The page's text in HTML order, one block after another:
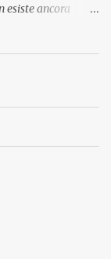
esiste ancora
per provocare
potrebbe